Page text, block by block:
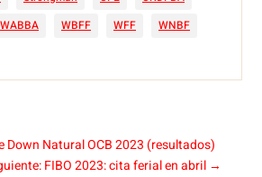
WABBA WBFF WFF WNBF
Down Natural OCB 2023 (resultados)
FIBO 2023: cita ferial en abril →